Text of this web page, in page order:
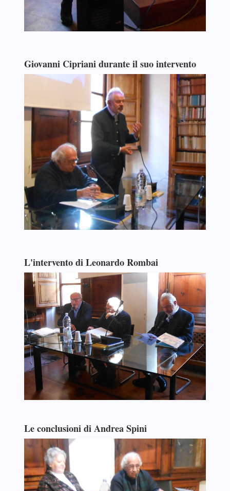
Giovanni Cipriani durante il suo intervento
L'intervento di Leonardo Rombai
Le conclusioni di Andrea Spini